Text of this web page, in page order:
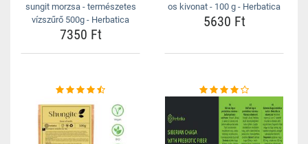
sungit morzsa - természetes
vízszűrő 500g - Herbatica
7350 Ft
os kivonat - 100 g - Herbatica
5630 Ft